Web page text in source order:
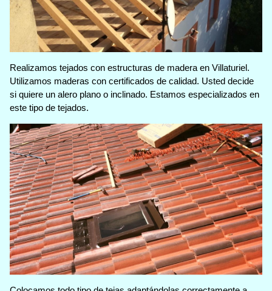
Realizamos tejados con estructuras de madera en Villaturiel.
Utilizamos maderas con certificados de calidad. Usted decide
si quiere un alero plano o inclinado. Estamos especializados en
este tipo de tejados.